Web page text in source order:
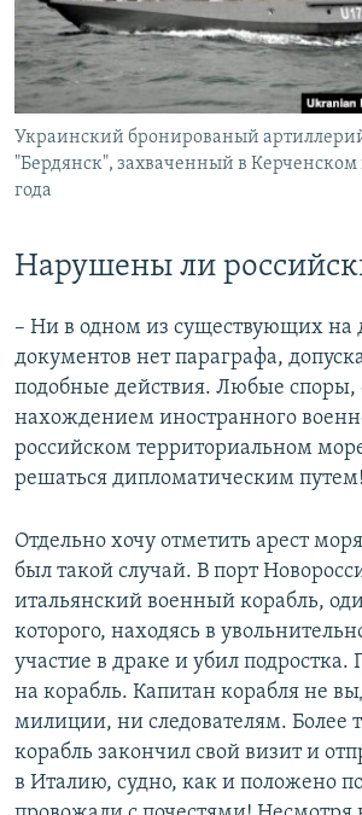
Украинский бронированый
"Бердянск", захваченный в Керченском
года
Нарушены ли
– Ни в одном из существующих
документов нет параграфа,
подобные действия. Любые споры,
нахождением иностранного
российском территориальном
решаться дипломатическим путем!
Отдельно хочу отметить арест
был такой случай. В порт
итальянский военный корабль,
которого, находясь в
участие в драке и убил подростка.
на корабль. Капитан корабля не
милиции, ни следователям. Более
корабль закончил свой визит и
в Италию, судно, как и положено